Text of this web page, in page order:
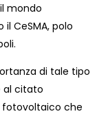
mondo
CeSMA, polo
di tale tipo
al citato
fotovoltaico che